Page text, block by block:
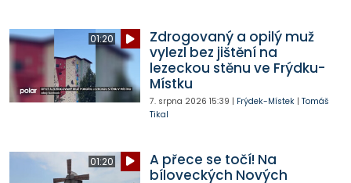
01:20
Zdrogovaný a opilý muž
vylezl bez jištění na
lezeckou stěnu ve Frýdku-
Místku
7. srpna 2026 15:39 | Frýdek-Místek| Tomáš
Tikal
01:20
A přece se točí! Na
bíloveckých Nových